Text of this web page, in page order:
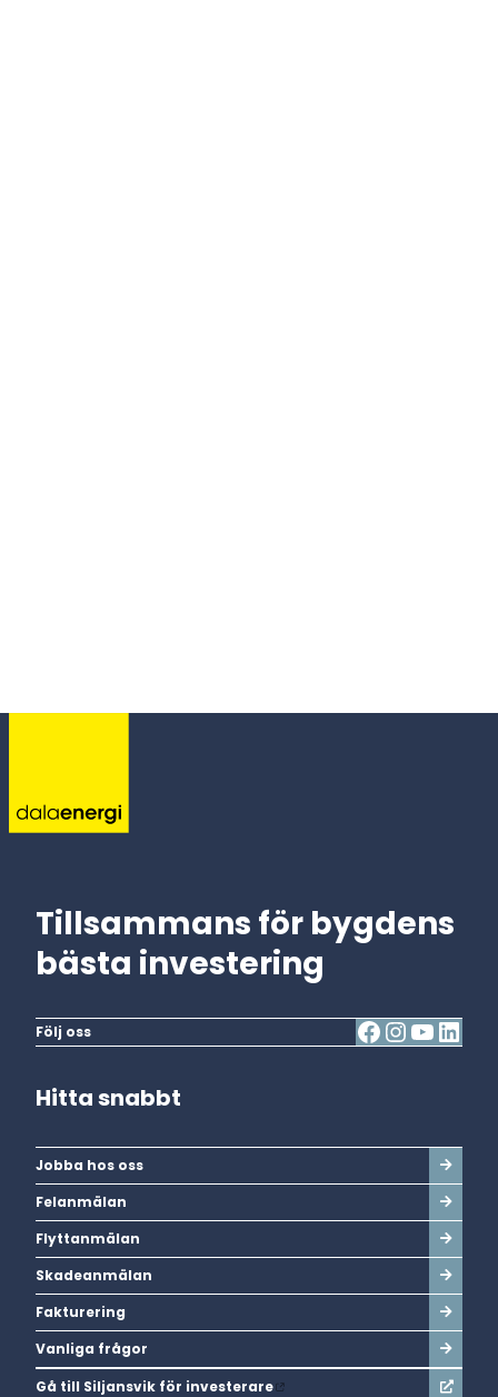
Tillsammans för bygdens
bästa investering
Följ oss
Hitta snabbt
Jobba hos oss
Felanmälan
Flyttanmälan
Skadeanmälan
Fakturering
Vanliga frågor
Gå till Siljansvik för investerare